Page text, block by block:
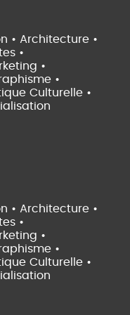
• Architecture •
•
•
•
Culturelle •
• Architecture •
•
•
•
Culturelle •